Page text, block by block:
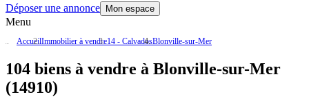
Déposer une annonce
Mon espace
Menu
AccueilImmobilier à vendre14 - CalvadosBlonville-sur-Mer
104 biens à vendre à Blonville-sur-Mer
(14910)